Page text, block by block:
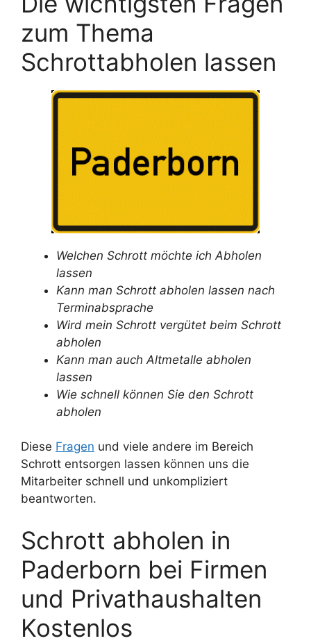
zum Thema
Schrottabholen lassen
Welchen Schrott möchte ich Abholen
lassen
Kann man Schrott abholen lassen nach
Terminabsprache
Wird mein Schrott vergütet beim Schrott
abholen
Kann man auch Altmetalle abholen
lassen
Wie schnell können Sie den Schrott
abholen
Diese Fragen und viele andere im Bereich
Schrott entsorgen lassen können uns die
Mitarbeiter schnell und unkompliziert
beantworten.
Schrott abholen in
Paderborn bei Firmen
und Privathaushalten
Kostenlos